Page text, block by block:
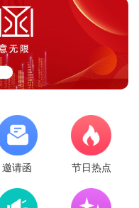
邀请函 节日热点